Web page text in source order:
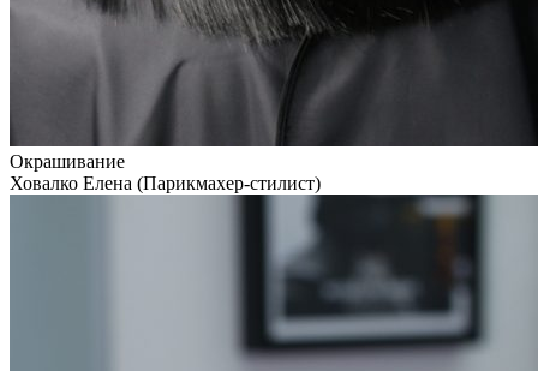
Окрашивание
Ховалко Елена (Парикмахер-стилист)